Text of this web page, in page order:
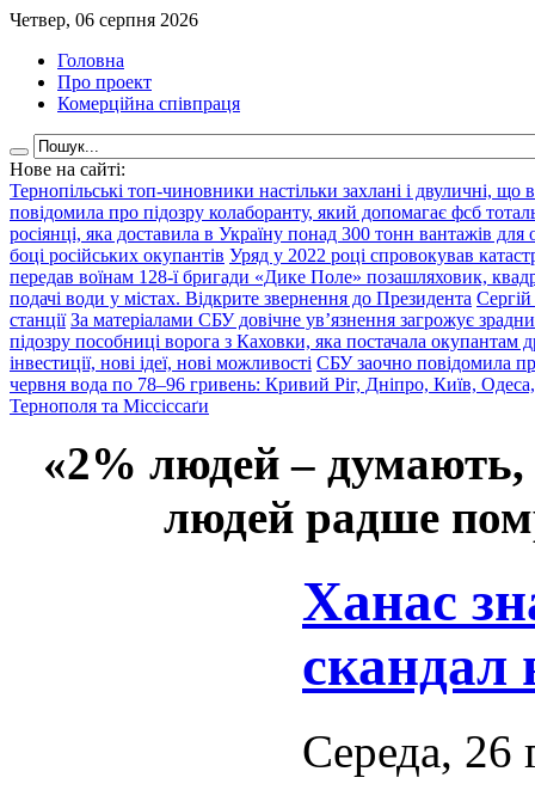
Четвер, 06 серпня 2026
Головна
Про проект
Комерційна співпраця
Нове на сайті:
Тернопільські топ-чиновники настільки захлані і двуличні, що
повідомила про підозру колаборанту, який допомагає фсб
росіянці, яка доставила в Україну понад 300 тонн вантажів для
боці російських окупантів Уряд у 2022 році спровокував
передав воїнам 128-ї бригади «Дике Поле» позашляховик,
подачі води у містах. Відкрите звернення до Президента
станції За матеріалами СБУ довічне ув’язнення загрожує
підозру пособниці ворога з Каховки, яка постачала окупантам
інвестиції, нові ідеї, нові можливості СБУ заочно повідомила
червня вода по 78–96 гривень: Кривий Ріг, Дніпро, Київ,
Тернополя та Міссіссаґи
«2% людей –
людей радше
Ханас
скандал
Середа, 26